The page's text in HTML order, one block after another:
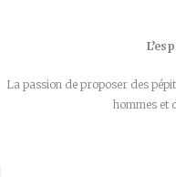
La passion de proposer des
hommes et